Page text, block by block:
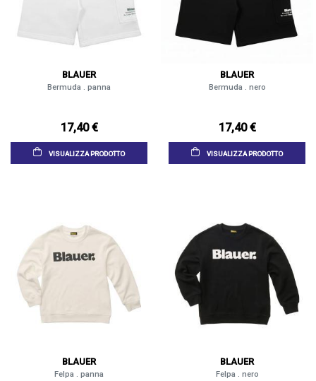
BLAUER
Bermuda . panna
17,40 €
VISUALIZZA PRODOTTO
BLAUER
Bermuda . nero
17,40 €
VISUALIZZA PRODOTTO
BLAUER
Felpa . panna
BLAUER
Felpa . nero